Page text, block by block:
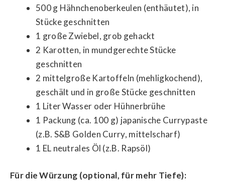
500 g Hähnchenoberkeulen (enthäutet), in
Stücke geschnitten
1 große Zwiebel, grob gehackt
2 Karotten, in mundgerechte Stücke
geschnitten
2 mittelgroße Kartoffeln (mehligkochend),
geschält und in große Stücke geschnitten
1 Liter Wasser oder Hühnerbrühe
1 Packung (ca. 100 g) japanische Currypaste
(z.B. S&B Golden Curry, mittelscharf)
1 EL neutrales Öl (z.B. Rapsöl)
Für die Würzung (optional, für mehr Tiefe):